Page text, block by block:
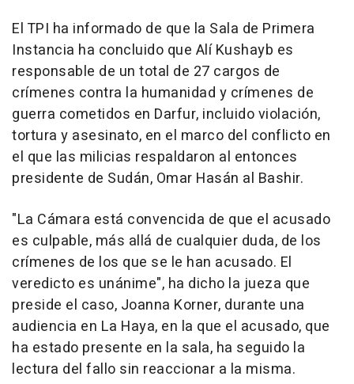
El TPI ha informado de que la Sala de Primera
Instancia ha concluido que Alí Kushayb es
responsable de un total de 27 cargos de
crímenes contra la humanidad y crímenes de
guerra cometidos en Darfur, incluido violación,
tortura y asesinato, en el marco del conflicto en
el que las milicias respaldaron al entonces
presidente de Sudán, Omar Hasán al Bashir.
"La Cámara está convencida de que el acusado
es culpable, más allá de cualquier duda, de los
crímenes de los que se le han acusado. El
veredicto es unánime", ha dicho la jueza que
preside el caso, Joanna Korner, durante una
audiencia en La Haya, en la que el acusado, que
ha estado presente en la sala, ha seguido la
lectura del fallo sin reaccionar a la misma.